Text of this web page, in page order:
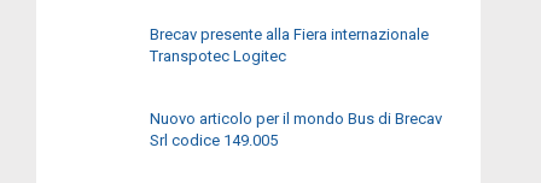
Brecav presente alla Fiera internazionale
Transpotec Logitec
Nuovo articolo per il mondo Bus di Brecav
Srl codice 149.005